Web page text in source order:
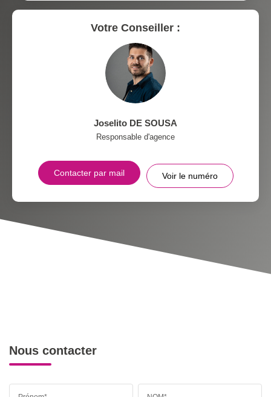
Votre Conseiller :
Joselito DE SOUSA
Responsable d'agence
Contacter par mail Voir le numéro
Nous contacter